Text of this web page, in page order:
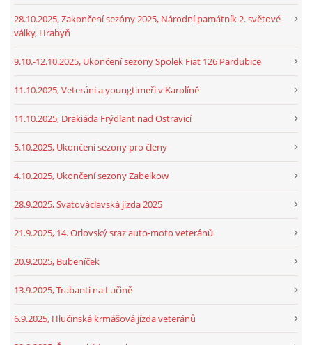
28.10.2025, Zakončení sezóny 2025, Národní památník 2. světové
války, Hrabyň
9.10.-12.10.2025, Ukončení sezony Spolek Fiat 126 Pardubice
11.10.2025, Veteráni a youngtimeři v Karolíně
11.10.2025, Drakiáda Frýdlant nad Ostravicí
5.10.2025, Ukončení sezony pro členy
4.10.2025, Ukončení sezony Zabelkow
28.9.2025, Svatováclavská jízda 2025
21.9.2025, 14. Orlovský sraz auto-moto veteránů
20.9.2025, Bubeníček
13.9.2025, Trabanti na Lučině
6.9.2025, Hlučínská krmášová jízda veteránů